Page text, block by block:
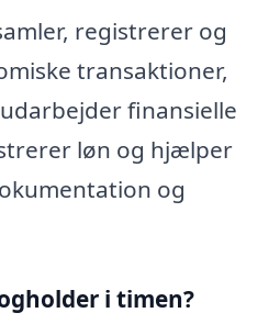
registrerer og
transaktioner,
finansielle
løn og hjælper
og
i timen?